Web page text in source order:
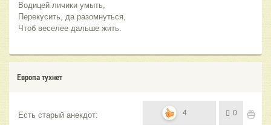
Водицей личики умыть,
Перекусить, да разомнуться,
Чтоб веселее дальше жить.
Европа тухнет
Есть старый анекдот:
4 0